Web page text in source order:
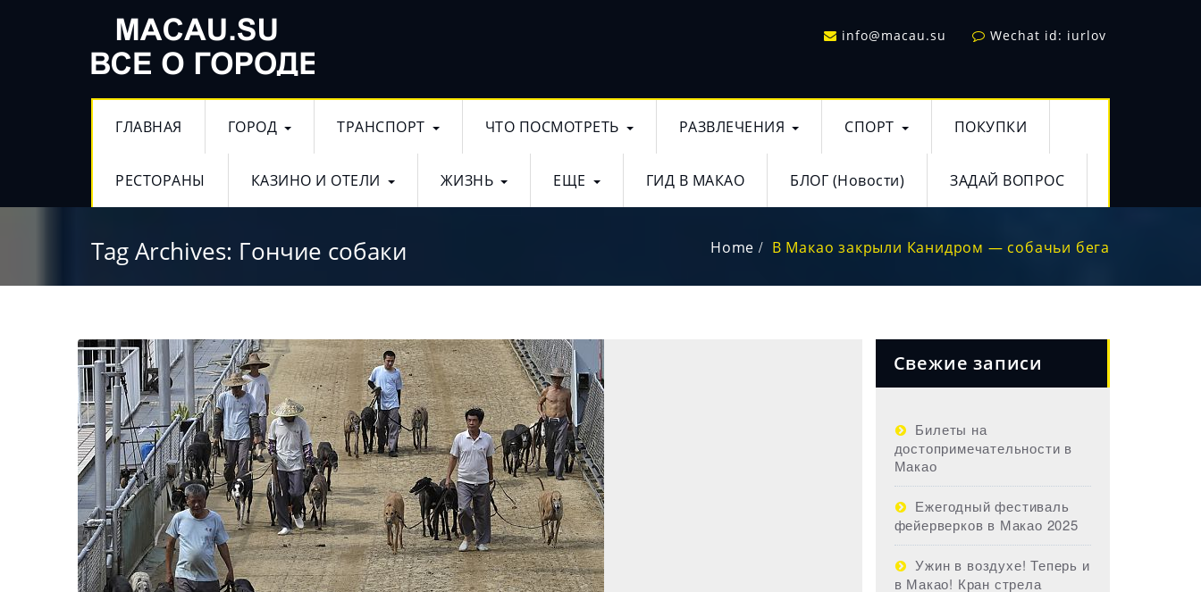
info@macau.su Wechat id: iurlov
ГЛАВНАЯ ГОРОД ТРАНСПОРТ ЧТО ПОСМОТРЕТЬ РАЗВЛЕЧЕНИЯ СПОРТ ПОКУПКИ
РЕСТОРАНЫ КАЗИНО И ОТЕЛИ ЖИЗНЬ ЕЩЕ ГИД В МАКАО БЛОГ (Новости) ЗАДАЙ ВОПРОС
Tag Archives: Гончие собаки Home В Макао закрыли Канидром — собачьи бега
Свежие записи
Билеты на
достопримечательности в
Макао
Ежегодный фестиваль
фейерверков в Макао 2025
Ужин в воздухе! Теперь и
в Макао! Кран стрела